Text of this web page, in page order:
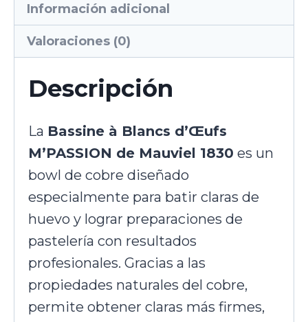
Información adicional
Valoraciones (0)
Descripción
La Bassine à Blancs d’Œufs
M’PASSION de Mauviel 1830 es un
bowl de cobre diseñado
especialmente para batir claras de
huevo y lograr preparaciones de
pastelería con resultados
profesionales. Gracias a las
propiedades naturales del cobre,
permite obtener claras más firmes,